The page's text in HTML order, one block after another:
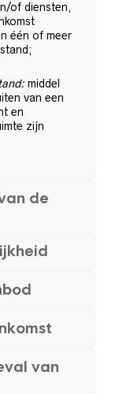
of diensten,
één of meer
middel
van een
en
zijn
de
van